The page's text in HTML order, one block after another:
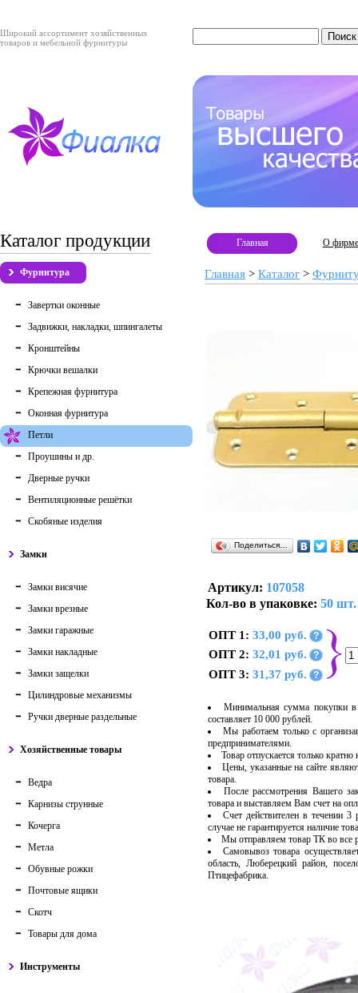
Широкий ассортимент хозяйственных
товаров и мебельной фурнитуры
Каталог продукции
Фурнитура
Завертки оконные
Задвижки, накладки, шпингалеты
Кронштейны
Крючки вешалки
Крепежная фурнитура
Оконная фурнитура
Петли
Проушины и др.
Дверные ручки
Вентиляционные решётки
Скобяные изделия
Замки
Замки висячие
Замки врезные
Замки гаражные
Замки накладные
Замки защелки
Цилиндровые механизмы
Ручки дверные раздельные
Хозяйственные товары
Ведра
Карнизы струнные
Кочерга
Метла
Обувные рожки
Почтовые ящики
Скотч
Товары для дома
Инструменты
Главная О фирме
Главная > Каталог >
Поделиться…
Артикул: 107058
Кол-во в упаковке: 50 шт.
ОПТ 1: 33,00 руб. ?
ОПТ 2: 32,01 руб. ?
ОПТ 3: 31,37 руб. ?
Минимальная сумма покупки в
составляет 10 000 рублей.
Мы работаем только с
предпринимателями.
Товар отпускается только
Цены, указанные на сайте
товара.
После рассмотрения Вашего
товара и выставляем Вам счет на
Счет действителен в течении
случае не гарантируется наличие
Мы отправляем товар ТК во
Самовывоз товара
область, Люберецкий район,
Птицефабрика.